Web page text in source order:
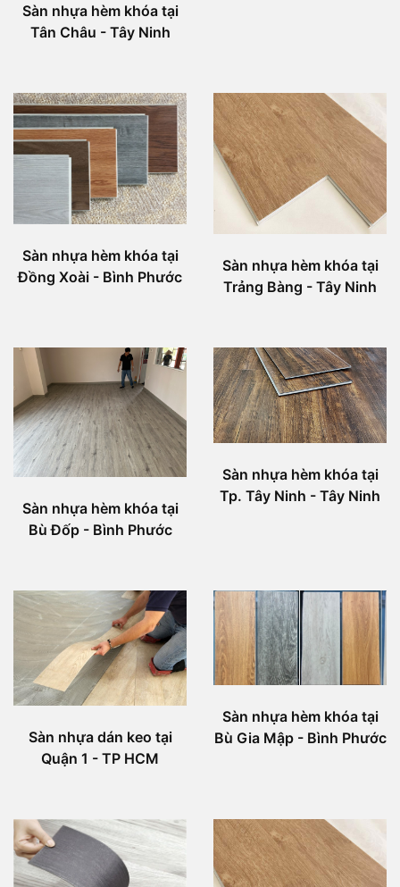
Sàn nhựa hèm khóa tại
Tân Châu - Tây Ninh
Sàn nhựa hèm khóa tại
Đồng Xoài - Bình Phước
Sàn nhựa hèm khóa tại
Trảng Bàng - Tây Ninh
Sàn nhựa hèm khóa tại
Bù Đốp - Bình Phước
Sàn nhựa hèm khóa tại
Tp. Tây Ninh - Tây Ninh
Sàn nhựa dán keo tại
Quận 1 - TP HCM
Sàn nhựa hèm khóa tại
Bù Gia Mập - Bình Phước